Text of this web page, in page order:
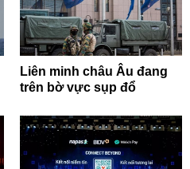
Liên minh châu Âu đang
trên bờ vực sụp đổ